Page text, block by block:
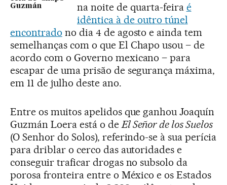
Guzmán
na noite de quarta-feira é
idêntica à de outro túnel
encontrado no dia 4 de agosto e ainda tem
semelhanças com o que El Chapo usou – de
acordo com o Governo mexicano – para
escapar de uma prisão de segurança máxima,
em 11 de julho deste ano.
Entre os muitos apelidos que ganhou Joaquín
Guzmán Loera está o deEl Señor de los Suelos
(O Senhor do Solos), referindo-se à sua perícia
para driblar o cerco das autoridades e
conseguir traficar drogas no subsolo da
porosa fronteira entre o México e os Estados